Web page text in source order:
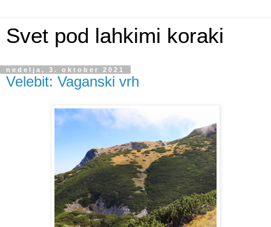
Svet pod lahkimi koraki
nedelja, 3. oktober 2021
Velebit: Vaganski vrh